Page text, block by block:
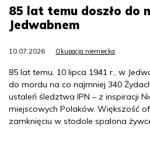
85 lat temu doszło do
Jedwabnem
10.07.2026 Okupacja niemiecka
85 lat temu, 10 lipca 1941 r., w
do mordu na co najmniej 340
ustaleń śledztwa IPN – z inspiracji
miejscowych Polaków. Większość
zamknięciu w stodole spalona